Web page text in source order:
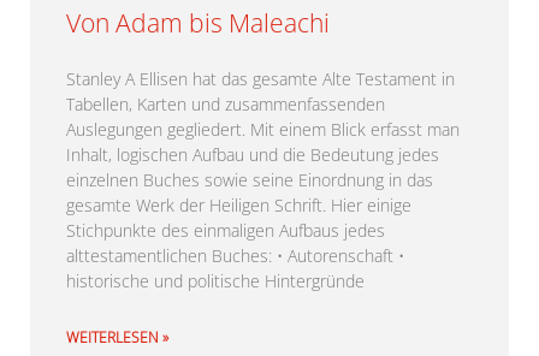
Von Adam bis Maleachi
Stanley A Ellisen hat das gesamte Alte Testament in
Tabellen, Karten und zusammenfassenden
Auslegungen gegliedert. Mit einem Blick erfasst man
Inhalt, logischen Aufbau und die Bedeutung jedes
einzelnen Buches sowie seine Einordnung in das
gesamte Werk der Heiligen Schrift. Hier einige
Stichpunkte des einmaligen Aufbaus jedes
alttestamentlichen Buches: • Autorenschaft •
historische und politische Hintergründe
WEITERLESEN »